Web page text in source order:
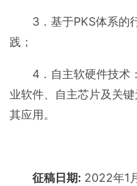
3．基于PKS体系的
践；
4．自主软硬件技术
业软件、自主芯片及关
其应用。
征稿日期: 2022年1